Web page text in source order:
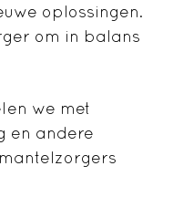
oplossingen.
om in balans
we met
en andere